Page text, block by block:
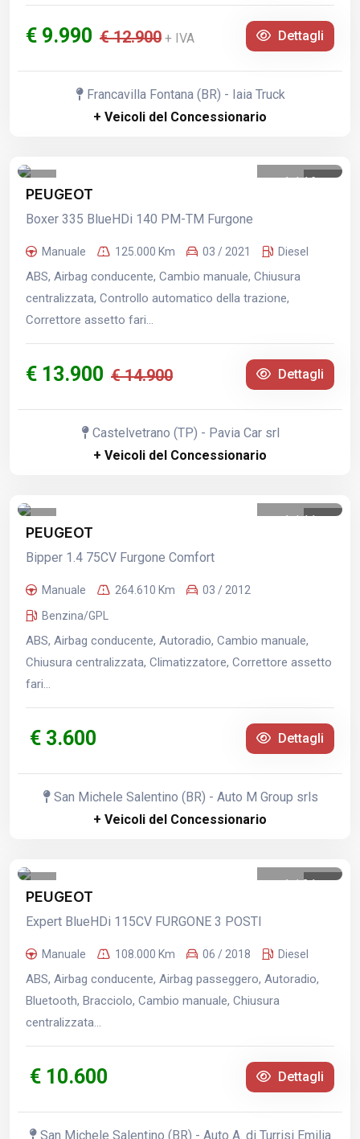
€ 9.990 € 12.900 + IVA Dettagli
Francavilla Fontana (BR) - Iaia Truck
+ Veicoli del Concessionario
1 /16
PEUGEOT
Boxer 335 BlueHDi 140 PM-TM Furgone
Manuale 125.000 Km 03 / 2021 Diesel
ABS, Airbag conducente, Cambio manuale, Chiusura
centralizzata, Controllo automatico della trazione,
Correttore assetto fari...
€ 13.900 € 14.900 Dettagli
Castelvetrano (TP) - Pavia Car srl
+ Veicoli del Concessionario
1 /11
PEUGEOT
Bipper 1.4 75CV Furgone Comfort
Manuale 264.610 Km
03 / 2012
Benzina/GPL
ABS, Airbag conducente, Autoradio, Cambio manuale,
Chiusura centralizzata, Climatizzatore, Correttore assetto
fari...
€ 3.600 Dettagli
San Michele Salentino (BR) - Auto M Group srls
+ Veicoli del Concessionario
1 /21
PEUGEOT
Expert BlueHDi 115CV FURGONE 3 POSTI
Manuale 108.000 Km 06 / 2018 Diesel
ABS, Airbag conducente, Airbag passeggero, Autoradio,
Bluetooth, Bracciolo, Cambio manuale, Chiusura
centralizzata...
€ 10.600 Dettagli
San Michele Salentino (BR) - Auto A. di Turrisi Emilia